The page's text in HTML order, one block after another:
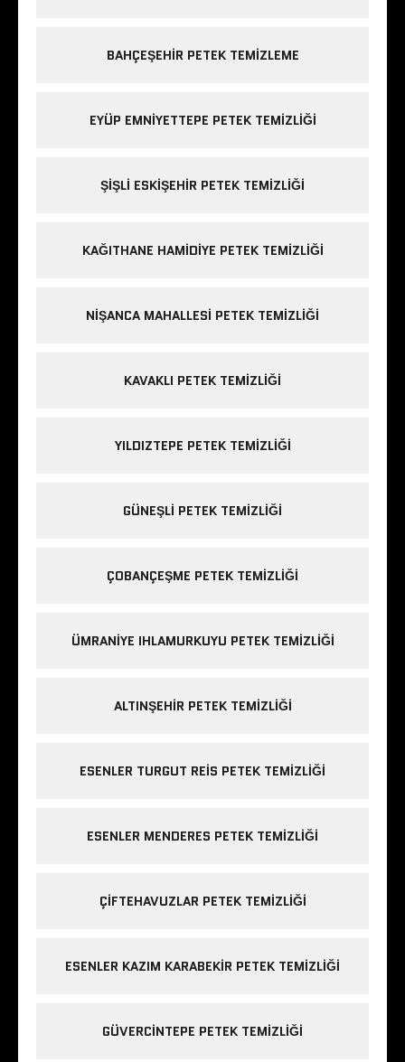
BAHÇEŞEHIR PETEK TEMIZLEME
EYÜP EMNIYETTEPE PETEK TEMIZLIĞI
ŞIŞLI ESKIŞEHIR PETEK TEMIZLIĞI
KAĞITHANE HAMIDIYE PETEK TEMIZLIĞI
NIŞANCA MAHALLESI PETEK TEMIZLIĞI
KAVAKLI PETEK TEMIZLIĞI
YILDIZTEPE PETEK TEMIZLIĞI
GÜNEŞLI PETEK TEMIZLIĞI
ÇOBANÇEŞME PETEK TEMIZLIĞI
ÜMRANIYE IHLAMURKUYU PETEK TEMIZLIĞI
ALTINŞEHIR PETEK TEMIZLIĞI
ESENLER TURGUT REIS PETEK TEMIZLIĞI
ESENLER MENDERES PETEK TEMIZLIĞI
ÇIFTEHAVUZLAR PETEK TEMIZLIĞI
ESENLER KAZIM KARABEKIR PETEK TEMIZLIĞI
GÜVERCINTEPE PETEK TEMIZLIĞI